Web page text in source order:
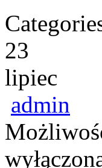
23
lipiec
admin